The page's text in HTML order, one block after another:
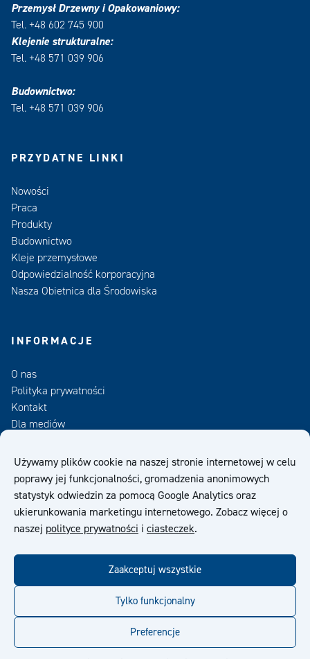
Używamy plików cookie na naszej stronie internetowej w celu
poprawy jej funkcjonalności, gromadzenia anonimowych
statystyk odwiedzin za pomocą Google Analytics oraz
ukierunkowania marketingu internetowego. Zobacz więcej o
naszej polityce prywatności i ciasteczek.
Zaakceptuj wszystkie
Tylko funkcjonalny
Preferencje
Przemysł Drzewny i Opakowaniowy:
Tel. +48 602 745 900
Klejenie strukturalne:
Tel. +48 571 039 906
Budownictwo:
Tel. +48 571 039 906
PRZYDATNE LINKI
Nowości
Praca
Produkty
Budownictwo
Kleje przemysłowe
Odpowiedzialność korporacyjna
Nasza Obietnica dla Środowiska
INFORMACJE
O nas
Polityka prywatności
Kontakt
Dla mediów
Zamów Newsletter
OWS
© Kiilto 2026